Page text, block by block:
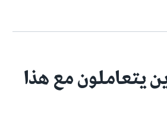
يتعاملون مع هذا